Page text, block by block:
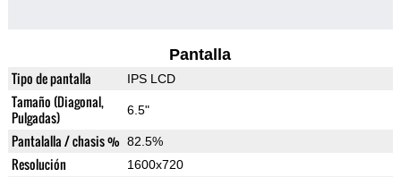
Pantalla
Tipo de pantalla IPS LCD
Tamaño (Diagonal,
Pulgadas)
6.5"
Pantalalla / chasis % 82.5%
Resolución 1600x720